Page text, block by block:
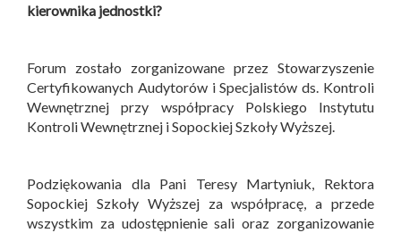
kierownika jednostki?
Forum zostało zorganizowane przez Stowarzyszenie
Certyfikowanych Audytorów i Specjalistów ds. Kontroli
Wewnętrznej przy współpracy Polskiego Instytutu
Kontroli Wewnętrznej i Sopockiej Szkoły Wyższej.
Podziękowania dla Pani Teresy Martyniuk, Rektora
Sopockiej Szkoły Wyższej za współpracę, a przede
wszystkim za udostępnienie sali oraz zorganizowanie